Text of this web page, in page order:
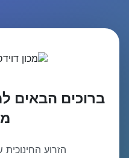
ברוכים הבאים
הזרוע